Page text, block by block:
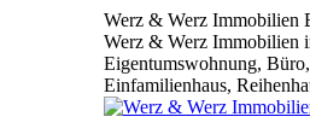
Werz & Werz Immobilien
Werz & Werz Immobilien
Eigentumswohnung,
Einfamilienhaus,